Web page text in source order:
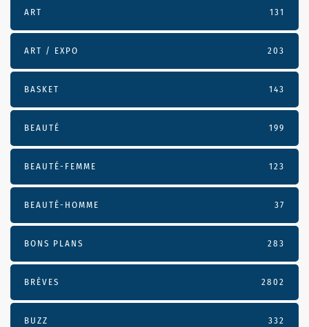
ART 131
ART / EXPO 203
BASKET 143
BEAUTÉ 199
BEAUTÉ-FEMME 123
BEAUTÉ-HOMME 37
BONS PLANS 283
BRÈVES 2802
BUZZ 332